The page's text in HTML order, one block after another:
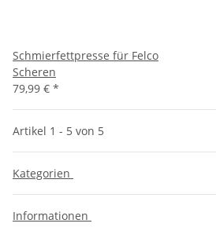
Schmierfettpresse für Felco
Scheren
79,99 € *
Artikel 1 - 5 von 5
Kategorien
Informationen